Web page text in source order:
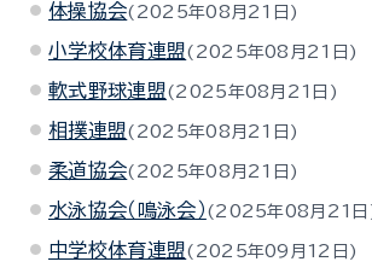
体操協会 2025年08月21日
小学校体育連盟 2025年08月21日
軟式野球連盟 2025年08月21日
相撲連盟 2025年08月21日
柔道協会 2025年08月21日
水泳協会（鳴泳会） 2025年08月21日
中学校体育連盟 2025年09月12日